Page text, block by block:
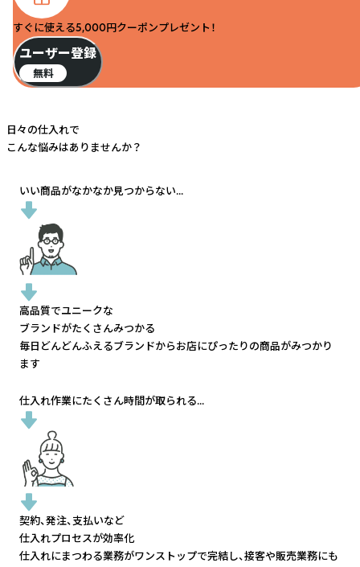
すぐに使える5,000円クーポンプレゼント！
ユーザー登録
無料
日々の仕入れで
こんな悩みはありませんか？
いい商品がなかなか見つからない...
高品質でユニークな
ブランドがたくさんみつかる
毎日どんどんふえるブランドからお店にぴったりの商品がみつかり
ます
仕入れ作業にたくさん時間が取られる...
契約、発注、支払いなど
仕入れプロセスが効率化
仕入れにまつわる業務がワンストップで完結し、接客や販売業務にも